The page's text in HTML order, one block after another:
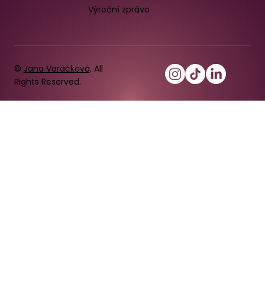
Výroční zpráva
© Jana Voráčková. All
Rights Reserved.